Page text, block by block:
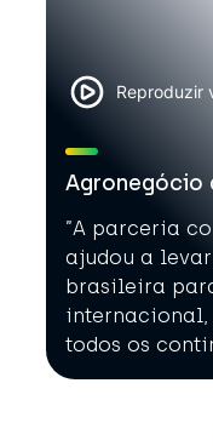
Reproduzir
Agronegócio
”A parceria
ajudou a
brasileira
internacional,
todos os